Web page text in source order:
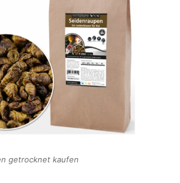
getrocknet kaufen